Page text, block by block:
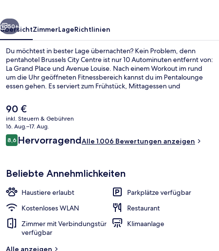
Weiter
50+
ÜbersichtZimmerLageRichtlinien
Du möchtest in bester Lage übernachten? Kein Problem, denn
pentahotel Brussels City Centre ist nur 10 Autominuten entfernt von:
La Grand Place und Avenue Louise. Nach einem Workout im rund
um die Uhr geöffneten Fitnessbereich kannst du im Pentalounge
essen gehen. Es serviert zum Frühstück, Mittagessen und
déco-Stil ist außerdem höchstens 10 Autominuten entfernt von:
Manneken Pis Statue und Tour & Taxis. Anderen Reisenden gefallen
das hilfsbereite Personal und der allgemeine Zustand sehr gut. Die
Unterkunft ist nur einen kurzen Fußmarsch von den öffentlichen
Verkehrsmitteln entfernt: Bis zur U-Bahn sind es wenige Schritte
(Straßenbahnhaltestelle Faider) bzw. 3 Minuten
Der
aktuelle
Preis
beträgt
90 €.
90 €
inkl. Steuern & Gebühren
16. Aug.–17. Aug.
Bewertungen
8,68,6 von 10.
HervorragendAlle 1.006 Bewertungen anzeigen
Beliebte Annehmlichkeiten
Haustiere erlaubt
Parkplätze verfügbar
Kostenloses WLAN
Restaurant
Zimmer mit Verbindungstür
verfügbar
Klimaanlage
Alle anzeigen